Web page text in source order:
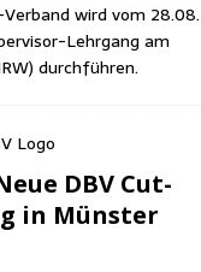
wird vom 28.08.
Lehr­gang am
durchführen.
DBV Cut­
in Münster